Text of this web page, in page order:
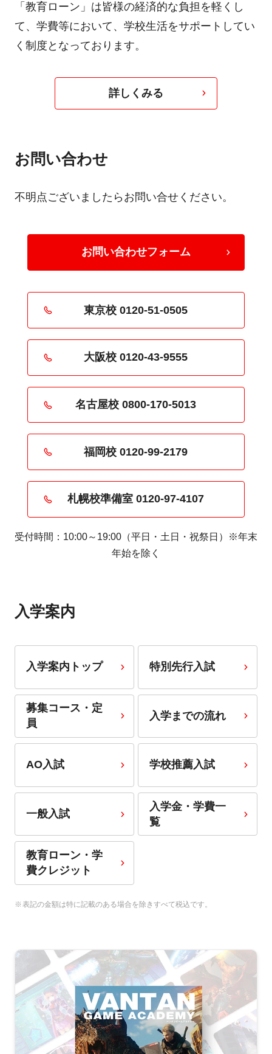
「教育ローン」は皆様の経済的な負担を軽くし
て、学費等において、学校生活をサポートしてい
く制度となっております。
詳しくみる
お問い合わせ
不明点ございましたらお問い合せください。
お問い合わせフォーム
東京校 0120-51-0505
大阪校 0120-43-9555
名古屋校 0800-170-5013
福岡校 0120-99-2179
札幌校準備室 0120-97-4107
受付時間：10:00～19:00（平日・土日・祝祭日）※年末
年始を除く
入学案内
入学案内トップ 特別先行入試
募集コース・定
員
入学までの流れ
AO入試 学校推薦入試
一般入試
入学金・学費一
覧
教育ローン・学
費クレジット
表記の金額は特に記載のある場合を除きすべて税込です。